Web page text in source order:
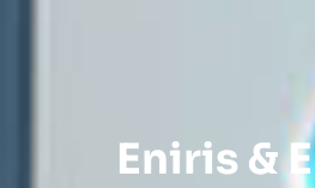
Eniris &